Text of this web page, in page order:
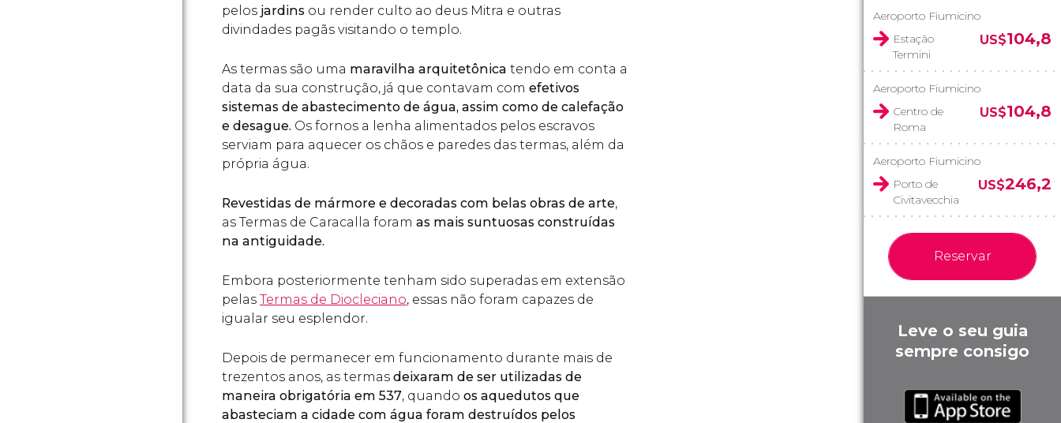
pelos jardins ou render culto ao deus Mitra e outras
divindades pagãs visitando o templo.
As termas são uma maravilha arquitetônica tendo em conta a
data da sua construção, já que contavam com efetivos
sistemas de abastecimento de água, assim como de calefação
e desague. Os fornos a lenha alimentados pelos escravos
serviam para aquecer os chãos e paredes das termas, além da
própria água.
Revestidas de mármore e decoradas com belas obras de arte,
as Termas de Caracalla foram as mais suntuosas construídas
na antiguidade.
Embora posteriormente tenham sido superadas em extensão
pelas Termas de Diocleciano, essas não foram capazes de
igualar seu esplendor.
Depois de permanecer em funcionamento durante mais de
trezentos anos, as termas deixaram de ser utilizadas de
maneira obrigatória em 537, quando os aquedutos que
abasteciam a cidade com água foram destruídos pelos
Aeroporto Fiumicino
Estação
Termini
US$104,8
Aeroporto Fiumicino
Centro de
Roma
US$104,8
Aeroporto Fiumicino
Porto de
Civitavecchia
US$246,2
Reservar
Leve o seu guia
sempre consigo